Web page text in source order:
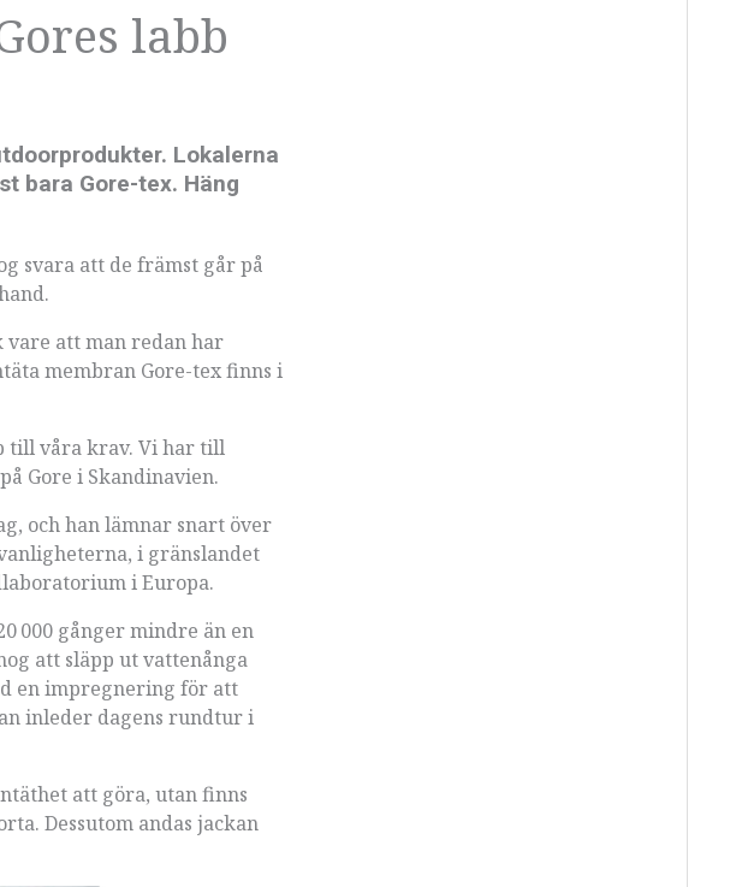
labb
Lokalerna
bara Gore-tex. Häng
svara att de främst går på
vare att man redan har
membran Gore-tex finns i
till våra krav. Vi har till
Gore i Skandinavien.
och han lämnar snart över
i gränslandet
i Europa.
000 gånger mindre än en
att släpp ut ­vattenånga
en impregnering för att
inleder dagens rundtur i
att göra, utan finns
Dessutom andas jackan